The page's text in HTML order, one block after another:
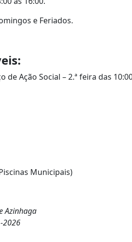
e Feriados.
de Ação Social – 2.ª feira das
Municipais)
Azinhaga
2026